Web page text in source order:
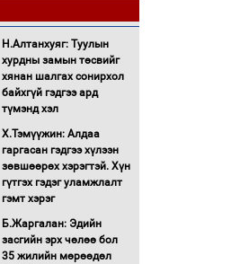
журмыг баталлаа
Бүх шатанд хэмнэлтийн
горимд шилжиж, найр
наадам, зөвлөгөөн,
гадаад томилолтыг
хориглолоо
Сайд нар төсвөө хэрхэн
зарцуулах вэ?
Засгийн газрын ээлжит
хуралдаан болж байна
Н.Алтанхуяг: Туулын
хурдны замын төсвийг
хянан шалгах сонирхол
байхгүй гэдгээ ард
түмэнд хэл
Х.Тэмүүжин: Алдаа
гаргасан гэдгээ хүлээн
зөвшөөрөх хэрэгтэй. Хүн
гүтгэх гэдэг уламжлалт
гэмт хэрэг
Б.Жаргалан: Эдийн
засгийн эрх чөлөө бол
35 жилийн мөрөөдөл